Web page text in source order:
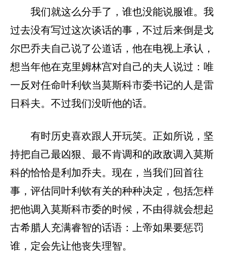
我们就这么分手了，谁也没能说服谁。我
过去没有写过这次谈话的事，不过后来倒是戈
尔巴乔夫自己说了公道话，他在电视上承认，
想当年他在克里姆林宫对自己的夫人说过：唯
一反对任命叶利钦当莫斯科市委书记的人是雷
日科夫。不过我们没听他的话。
有时历史喜欢跟人开玩笑。正如所说，坚
持把自己最凶狠、最不肯调和的政敌调入莫斯
科的恰恰是利加乔夫。现在，当我们回首往
事，评估同叶利钦有关的种种决定，包括怎样
把他调入莫斯科市委的时候，不由得就会想起
古希腊人充满睿智的话语：上帝如果要惩罚
谁，定会先让他丧失理智。